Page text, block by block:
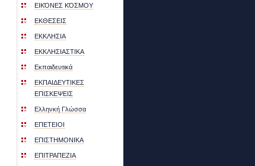
ΕΙΚΌΝΕΣ ΚΌΣΜΟΥ
ΕΚΘΕΣEΙΣ
ΕΚΚΛΗΣΙΑ
ΕΚΚΛΗΣΙΑΣΤΙΚΑ
Εκπαιδευτικά
ΕΚΠΑΙΔΕΥΤΙΚΕΣ
ΕΠΙΣΚΕΨΕΙΣ
Ελληνκή Γλώσσα
ΕΠΕΤΕΙΟΙ
ΕΠΙΣΤΗΜΟΝΙΚΑ
ΕΠΙΤΡΑΠΕΖΙΑ